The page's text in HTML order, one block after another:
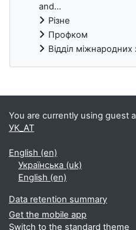
and...
Різне
Профком
Відділ міжнародних
Blocks
You are currently using guest
УК_АТ
English ‎(en)‎
Українська ‎(uk)‎
English ‎(en)‎
Data retention summary
Get the mobile app
Switch to the standard theme